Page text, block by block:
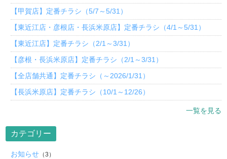
【甲賀店】定番チラシ（5/7～5/31）
【東近江店・彦根店・長浜米原店】定番チラシ（4/1～5/31）
【東近江店】定番チラシ（2/1～3/31）
【彦根・長浜米原店】定番チラシ（2/1～3/31）
【全店舗共通】定番チラシ（～2026/1/31）
【長浜米原店】定番チラシ（10/1～12/26）
一覧を見る
カテゴリー
お知らせ （3）